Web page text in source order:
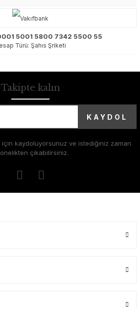
5001 5800 7342 5500 55
Türü: Şahıs Şriketi
Takipte kalın
KAYDOL
için kaydoluyorsunuz ve istediğiniz zaman
çıkabilirsiniz.